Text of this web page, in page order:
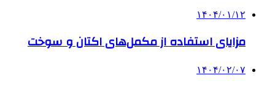
۱۴۰۴/۰۱/۱۲
مزایای استفاده از مکمل‌های اکتان و سوخت
۱۴۰۴/۰۲/۰۷